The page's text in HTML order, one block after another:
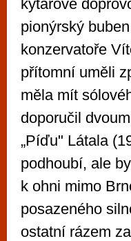
kytarové
pionýrský
konzervatoře
přítomní uměli
měla mít
doporučil
„Píďu" Látala
podhoubí, ale
k ohni mimo
posazeného
ostatní rázem